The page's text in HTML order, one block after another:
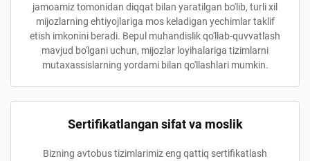
jamoamiz tomonidan diqqat bilan yaratilgan bo'lib, turli xil
mijozlarning ehtiyojlariga mos keladigan yechimlar taklif
etish imkonini beradi. Bepul muhandislik qo'llab-quvvatlash
mavjud bo'lgani uchun, mijozlar loyihalariga tizimlarni
mutaxassislarning yordami bilan qo'llashlari mumkin.
Sertifikatlangan sifat va moslik
Bizning avtobus tizimlarimiz eng qattiq sertifikatlash